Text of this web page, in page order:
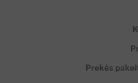
Prekės